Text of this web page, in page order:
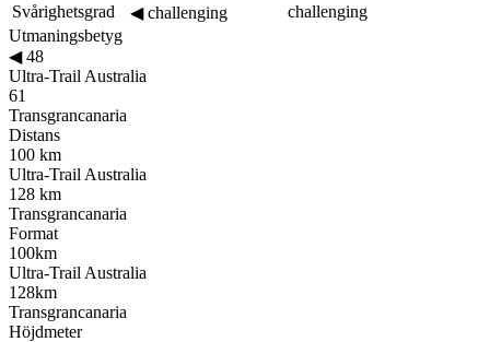
Svårighetsgrad
◀challenging
challenging
Utmaningsbetyg
◀48
Ultra-Trail Australia
61
Transgrancanaria
Distans
100 km
Ultra-Trail Australia
128 km
Transgrancanaria
Format
100km
Ultra-Trail Australia
128km
Transgrancanaria
Höjdmeter